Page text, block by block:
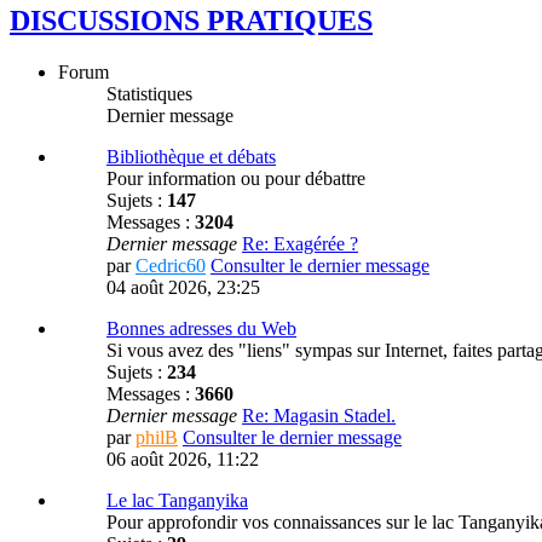
DISCUSSIONS PRATIQUES
Forum
Statistiques
Dernier message
Bibliothèque et débats
Pour information ou pour débattre
Sujets : 147
Messages : 3204
Dernier message Re: Exagérée ?
parCedric60 Consulter le dernier message
04 août 2026, 23:25
Bonnes adresses du Web
Si vous avez des "liens" sympas sur Internet, faites
Sujets : 234
Messages : 3660
Dernier message Re: Magasin Stadel.
parphilB Consulter le dernier message
06 août 2026, 11:22
Le lac Tanganyika
Pour approfondir vos connaissances sur le lac